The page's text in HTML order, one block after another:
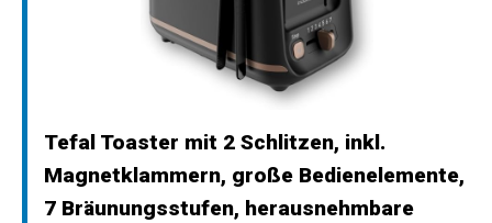
Tefal Toaster mit 2 Schlitzen, inkl.
Magnetklammern, große Bedienelemente,
7 Bräunungsstufen, herausnehmbare